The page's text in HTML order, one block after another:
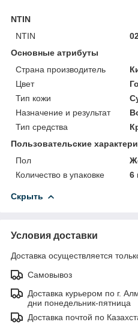
NTIN
NTIN
Основные атрибуты
Страна производитель
Цвет
Тип кожи
Назначение и результат
Тип средства
Пользовательские
Пол
Количество в упаковке
6
Скрыть
Условия доставки
Доставка осуществляется
Самовывоз
Доставка курьером по г.
дни понедельник-пятница
Доставка почтой по